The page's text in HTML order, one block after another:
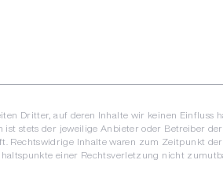
Dritter, auf deren Inhalte wir keinen Einfluss
stets der jeweilige Anbieter oder Betreiber
Rechtswidrige Inhalte waren zum Zeitpunkt
einer Rechtsverletzung nicht